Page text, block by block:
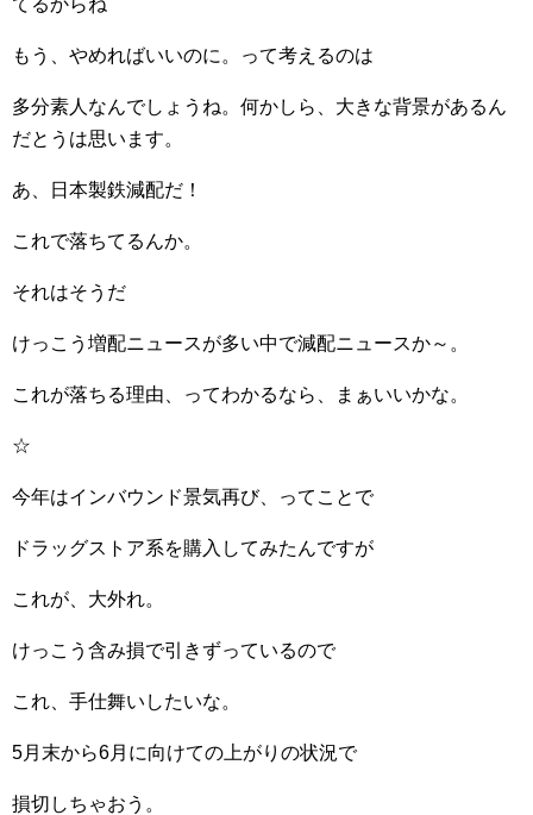
てるからね
もう、やめればいいのに。って考えるのは
多分素人なんでしょうね。何かしら、大きな背景があるん
だとうは思います。
あ、日本製鉄減配だ！
これで落ちてるんか。
それはそうだ
けっこう増配ニュースが多い中で減配ニュースか～。
これが落ちる理由、ってわかるなら、まぁいいかな。
☆
今年はインバウンド景気再び、ってことで
ドラッグストア系を購入してみたんですが
これが、大外れ。
けっこう含み損で引きずっているので
これ、手仕舞いしたいな。
5月末から6月に向けての上がりの状況で
損切しちゃおう。